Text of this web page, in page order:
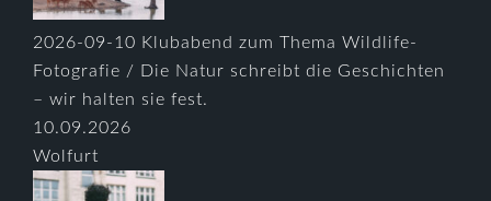
2026-09-10 Klubabend zum Thema Wildlife-
Fotografie / Die Natur schreibt die Geschichten
– wir halten sie fest.
10.09.2026
Wolfurt